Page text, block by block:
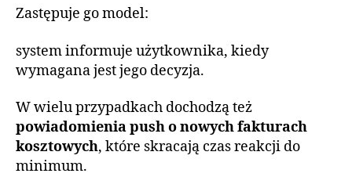
Zastępuje go model:
system informuje użytkownika, kiedy
wymagana jest jego decyzja.
W wielu przypadkach dochodzą też
powiadomienia push o nowych fakturach
kosztowych, które skracają czas reakcji do
minimum.